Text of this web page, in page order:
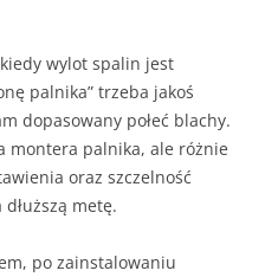
wylot spalin jest
palnika” trzeba jakoś
dopasowany połeć blachy.
montera palnika, ale różnie
oraz szczelność
metę.
po zainstalowaniu